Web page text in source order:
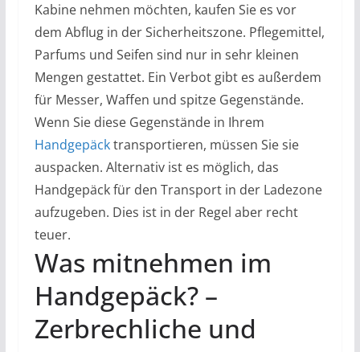
Kabine nehmen möchten, kaufen Sie es vor
dem Abflug in der Sicherheitszone. Pflegemittel,
Parfums und Seifen sind nur in sehr kleinen
Mengen gestattet. Ein Verbot gibt es außerdem
für Messer, Waffen und spitze Gegenstände.
Wenn Sie diese Gegenstände in Ihrem
Handgepäcktransportieren, müssen Sie sie
auspacken. Alternativ ist es möglich, das
Handgepäck für den Transport in der Ladezone
aufzugeben. Dies ist in der Regel aber recht
teuer.
Was mitnehmen im
Handgepäck? –
Zerbrechliche und